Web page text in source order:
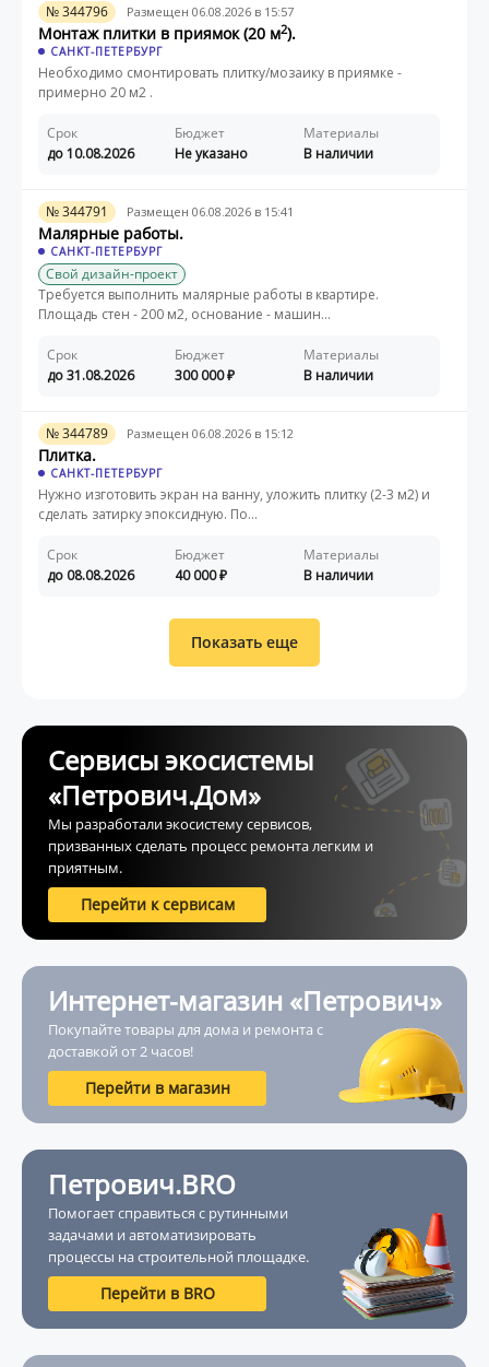
№ 344796 Размещен 06.08.2026 в 15:57
Монтаж плитки в приямок (20 м2).
САНКТ-ПЕТЕРБУРГ
Необходимо смонтировать плитку/мозаику в приямке -
примерно 20 м2 .
Срок
до 10.08.2026
Бюджет
Не указано
Материалы
В наличии
№ 344791 Размещен 06.08.2026 в 15:41
Малярные работы.
САНКТ-ПЕТЕРБУРГ
Свой дизайн-проект
Требуется выполнить малярные работы в квартире.
Площадь стен - 200 м2, основание - машин...
Срок
до 31.08.2026
Бюджет
300 000
Материалы
В наличии
№ 344789 Размещен 06.08.2026 в 15:12
Плитка.
САНКТ-ПЕТЕРБУРГ
Нужно изготовить экран на ванну, уложить плитку (2-3 м2) и
сделать затирку эпоксидную. По...
Срок
до 08.08.2026
Бюджет
40 000
Материалы
В наличии
Показать еще
Сервисы экосистемы
«Петрович.Дом»
Мы разработали экосистему сервисов,
призванных сделать процесс ремонта легким и
приятным.
Перейти к сервисам
Интернет-магазин «Петрович»
Покупайте товары для дома и ремонта с
доставкой от 2 часов!
Перейти в магазин
Петрович.BRO
Помогает справиться с рутинными
задачами и автоматизировать
процессы на строительной площадке.
Перейти в BRO